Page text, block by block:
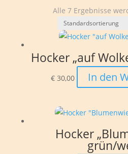
Alle 7 Ergebnisse
Hocker „auf
€30,00 In den
Hocker
grün/